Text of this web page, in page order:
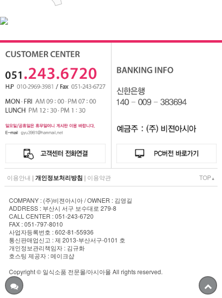
이용안내 | 개인정보처리방침 | 이용약관 TOP▲
COMPANY : (주)비젼아시아 / OWNER : 김영길
ADDRESS : 부산시 서구 보수대로 279-8
CALL CENTER : 051-243-6720
FAX : 051-797-8010
사업자등록번호 : 602-81-55936
통신판매업신고 : 제 2013-부산서구-0101 호
개인정보관리책임자 : 김규화
호스팅 제공자 : 메이크샵
Copyright © 일식소품 전문몰/아시아몰 All rights reserved.